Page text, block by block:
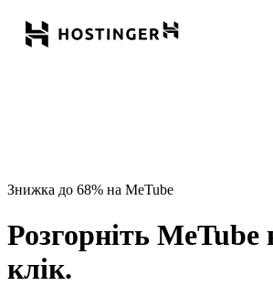
Знижка до 68% на MeTube
Розгорніть MeTube
клік.